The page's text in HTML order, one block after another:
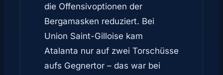
die Offensivoptionen der
Bergamasken reduziert. Bei
Union Saint-Gilloise kam
Atalanta nur auf zwei Torschüsse
aufs Gegnertor – das war bei